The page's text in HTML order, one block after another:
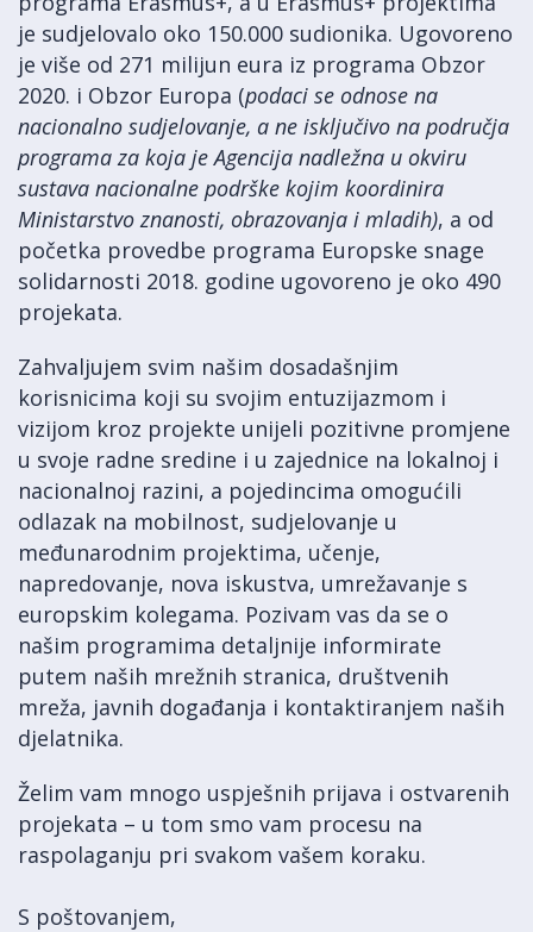
je sudjelovalo oko 150.000 sudionika. Ugovoreno
je više od 271 milijun eura iz programa Obzor
2020. i Obzor Europa (podaci se odnose na
nacionalno sudjelovanje, a ne isključivo na područja
programa za koja je Agencija nadležna u okviru
sustava nacionalne podrške kojim koordinira
Ministarstvo znanosti, obrazovanja i mladih), a od
početka provedbe programa Europske snage
solidarnosti 2018. godine ugovoreno je oko 490
projekata.
Zahvaljujem svim našim dosadašnjim
korisnicima koji su svojim entuzijazmom i
vizijom kroz projekte unijeli pozitivne promjene
u svoje radne sredine i u zajednice na lokalnoj i
nacionalnoj razini, a pojedincima omogućili
odlazak na mobilnost, sudjelovanje u
međunarodnim projektima, učenje,
napredovanje, nova iskustva, umrežavanje s
europskim kolegama. Pozivam vas da se o
našim programima detaljnije informirate
putem naših mrežnih stranica, društvenih
mreža, javnih događanja i kontaktiranjem naših
djelatnika.
Želim vam mnogo uspješnih prijava i ostvarenih
projekata – u tom smo vam procesu na
raspolaganju pri svakom vašem koraku.
S poštovanjem,